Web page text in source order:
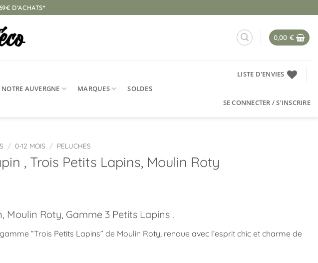
D'ACHATS*
0,00 €
NOTRE AUVERGNE MARQUES SOLDES
LISTE D'ENVIES
SE CONNECTER / S’INSCRIRE
/ 0-12 MOIS / PELUCHES
, Trois Petits Lapins, Moulin Roty
Moulin Roty, Gamme 3 Petits Lapins .
“Trois Petits Lapins” de Moulin Roty, renoue avec l’esprit chic et charme de